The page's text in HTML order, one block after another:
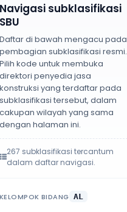
Navigasi subklasifikasi
SBU
Daftar di bawah mengacu pada
pembagian subklasifikasi resmi.
Pilih kode untuk membuka
direktori penyedia jasa
konstruksi yang terdaftar pada
subklasifikasi tersebut, dalam
cakupan wilayah yang sama
dengan halaman ini.
267 subklasifikasi tercantum
dalam daftar navigasi.
KELOMPOK BIDANG AL